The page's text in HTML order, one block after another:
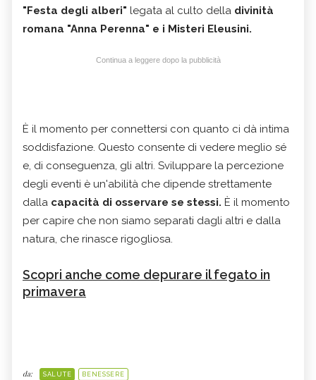
"Festa degli alberi" legata al culto della divinità
romana "Anna Perenna" e i Misteri Eleusini.
Continua a leggere dopo la pubblicità
È il momento per connettersi con quanto ci dà intima
soddisfazione. Questo consente di vedere meglio sé
e, di conseguenza, gli altri. Sviluppare la percezione
degli eventi è un'abilità che dipende strettamente
dalla capacità di osservare se stessi. È il momento
per capire che non siamo separati dagli altri e dalla
natura, che rinasce rigogliosa.
Scopri anche come depurare il fegato in
primavera
da: SALUTE BENESSERE